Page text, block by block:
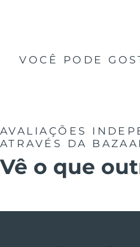
VOCÊ PODE
AVALIAÇÕES
ATRAVÉS DA
Vê o que